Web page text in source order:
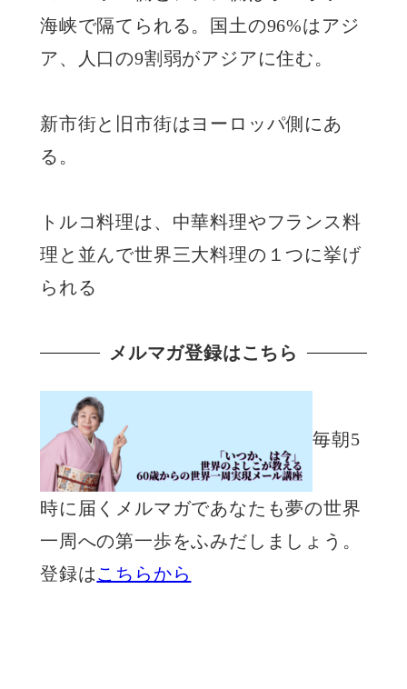
海峡で隔てられる。国土の96%はアジ
ア、人口の9割弱がアジアに住む。
新市街と旧市街はヨーロッパ側にあ
る。
トルコ料理は、中華料理やフランス料
理と並んで世界三大料理の１つに挙げ
られる
メルマガ登録はこちら
毎朝5
時に届くメルマガであなたも夢の世界
一周への第一歩をふみだしましょう。
登録はこちらから